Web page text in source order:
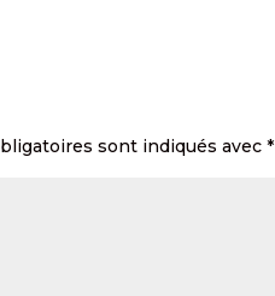
sont indiqués avec*